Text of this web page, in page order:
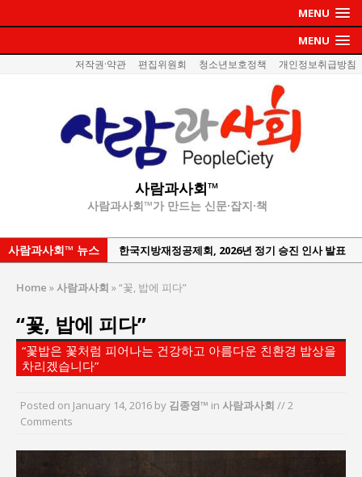
MENU
MENU
저작권·약관 편집위원회 청소년보호정책 개인정보취급방침
사람과사회™
사람과사회™가 만드는 신문·잡지·책
사람과사회™ 뉴스
한국지방재정공제회, 2026년 정기 승진 인사 발표
세미나 개최
서효석 충청향우회중앙회 총재 취임 논란 확산
지방의회 공약은 ‘빛 좋은 개살구’인가?
현”
이홍원 작가, 생활문화상품 4종 판매
Home »사람과사회 »“꽃, 밥에 피다”
“꽃, 밥에 피다”
“꽃밥은 꽃처럼 피어나는 건강하고 아름다운 친환경 밥상을
차리겠습니다”
Posted on January 14, 2016 by 김종영™ in 사람과사회 // 2
Comments